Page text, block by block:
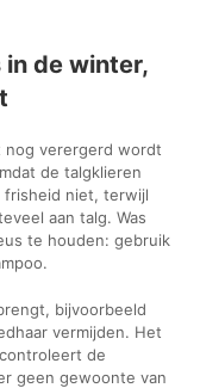
in de winter,
nog verergerd wordt
de talgklieren
frisheid niet, terwijl
aan talg. Was
te houden: gebruik
bijvoorbeeld
vermijden. Het
de
geen gewoonte van